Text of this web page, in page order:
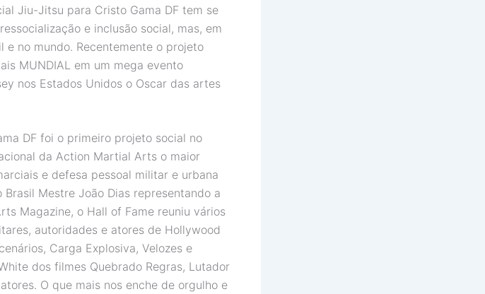
Jiu-Jitsu para Cristo Gama DF tem se
e inclusão social, mas, em
no mundo. Recentemente o projeto
MUNDIAL em um mega evento
nos Estados Unidos o Oscar das artes
DF foi o primeiro projeto social no
da Action Martial Arts o maior
e defesa pessoal militar e urbana
Mestre João Dias representando a
Magazine, o Hall of Fame reuniu vários
autoridades e atores de Hollywood
Carga Explosiva, Velozes e
dos filmes Quebrado Regras, Lutador
O que mais nos enche de orgulho e